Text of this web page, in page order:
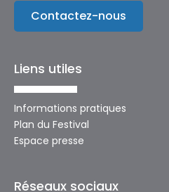
Contactez-nous
Liens utiles
Informations pratiques
Plan du Festival
Espace presse
Réseaux sociaux